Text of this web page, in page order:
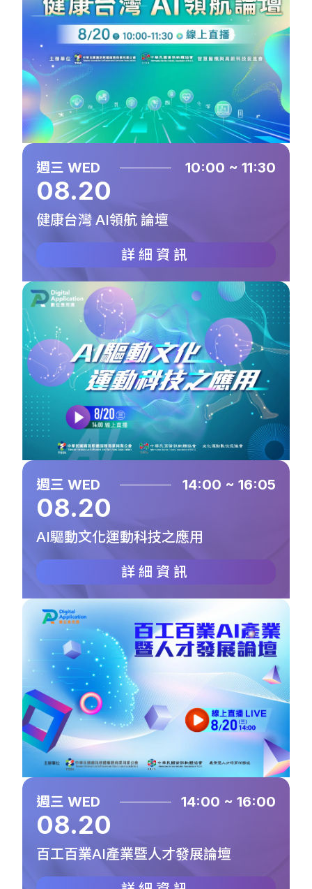
週三 WED 10:00 ~ 11:30
08.20
健康台灣 AI領航 論壇
詳細資訊
週三 WED 14:00 ~ 16:05
08.20
AI驅動文化運動科技之應用
詳細資訊
週三 WED 14:00 ~ 16:00
08.20
百工百業AI產業暨人才發展論壇